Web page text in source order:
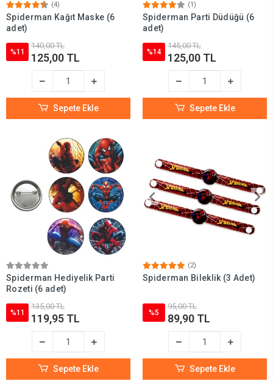
(4)
Spiderman Kağıt Maske (6
adet)
%11
140,00 TL
125,00 TL
Sepete Ekle
(1)
Spiderman Parti Düdüğü (6
adet)
%14
145,00 TL
125,00 TL
Sepete Ekle
Spiderman Hediyelik Parti
Rozeti (6 adet)
%11
135,00 TL
119,95 TL
Sepete Ekle
(2)
Spiderman Bileklik (3 Adet)
%5
95,00 TL
89,90 TL
Sepete Ekle